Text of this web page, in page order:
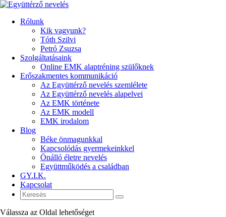
Rólunk
Kik vagyunk?
Tóth Szilvi
Petró Zsuzsa
Szolgáltatásaink
Online EMK alaptréning szülőknek
Erőszakmentes kommunikáció
Az Együttérző nevelés szemlélete
Az Együttérző nevelés alapelvei
Az EMK története
Az EMK modell
EMK irodalom
Blog
Béke önmagunkkal
Kapcsolódás gyermekeinkkel
Önálló életre nevelés
Együttműködés a családban
GY.I.K.
Kapcsolat
Válassza az Oldal lehetőséget